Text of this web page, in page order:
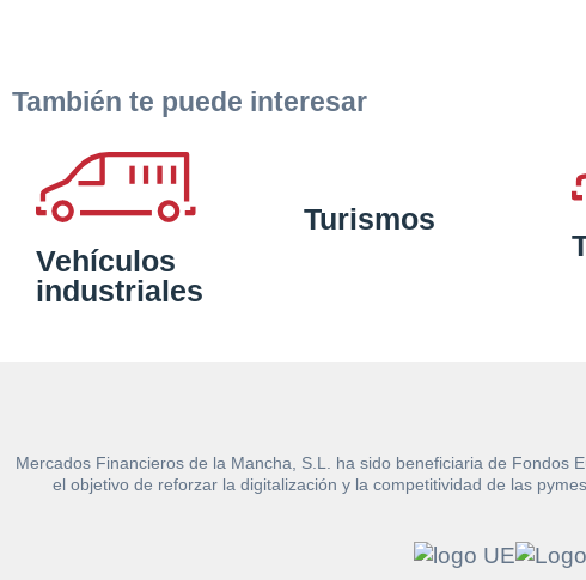
También te puede interesar
Vehículos
industriales
Turismos
Mercados Financieros de la Mancha, S.L. ha sido beneficiaria de Fondos
el objetivo de reforzar la digitalización y la competitividad de las